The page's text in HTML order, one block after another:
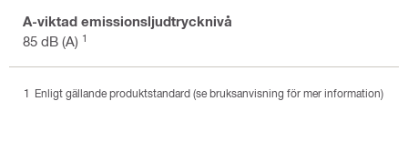
A-viktad emissionsljudtrycknivå
85 dB (A) 1
Enligt gällande produktstandard (se bruksanvisning för mer information)